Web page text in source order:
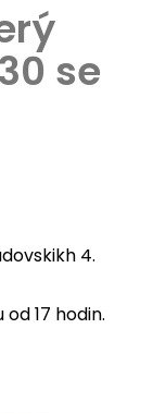
se
4.
17 hodin.